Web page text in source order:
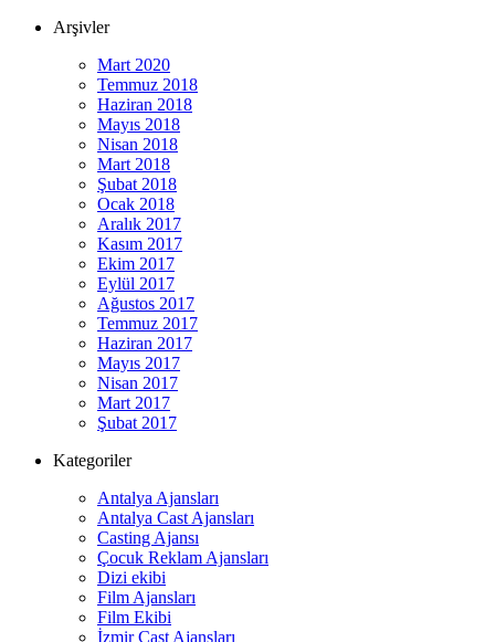
Arşivler
Mart 2020
Temmuz 2018
Haziran 2018
Mayıs 2018
Nisan 2018
Mart 2018
Şubat 2018
Ocak 2018
Aralık 2017
Kasım 2017
Ekim 2017
Eylül 2017
Ağustos 2017
Temmuz 2017
Haziran 2017
Mayıs 2017
Nisan 2017
Mart 2017
Şubat 2017
Kategoriler
Antalya Ajansları
Antalya Cast Ajansları
Casting Ajansı
Çocuk Reklam Ajansları
Dizi ekibi
Film Ajansları
Film Ekibi
İzmir Cast Ajansları